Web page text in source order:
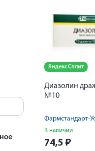
Яндекс Сплит
Диазолин
№10
В наличии
74,5 ₽